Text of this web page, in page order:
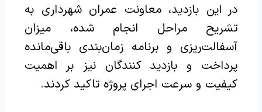
در این بازدید، معاونت عمران شهرداری به
تشریح مراحل انجام شده، میزان
آسفالت‌ریزی و برنامه زمان‌بندی باقی‌مانده
پرداخت و بازدید کنندگان نیز بر اهمیت
کیفیت و سرعت اجرای پروژه تاکید کردند.